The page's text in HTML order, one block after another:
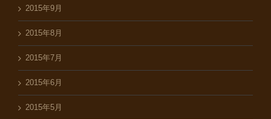
2015年9月
2015年8月
2015年7月
2015年6月
2015年5月